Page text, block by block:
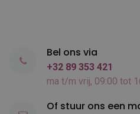
Bel ons via
+32 89 353 421
ma t/m vrij, 09:00 tot
Of stuur ons een